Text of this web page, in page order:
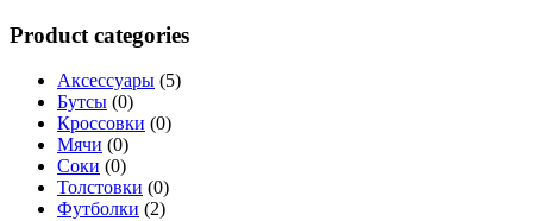
Product categories
Аксессуары (5)
Бутсы (0)
Кроссовки (0)
Мячи (0)
Соки (0)
Толстовки (0)
Футболки (2)